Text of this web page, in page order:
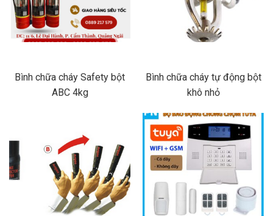
Bình chữa cháy Safety bột
ABC 4kg
Bình chữa cháy tự động bột
khô nhỏ